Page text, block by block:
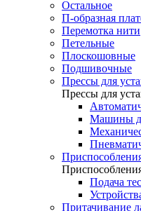
Остальное
П-образная
Перемотка нити
Петельные
Плоскошовные
Подшивочные
Прессы для
Прессы для
Машины
Подача
Притачивание